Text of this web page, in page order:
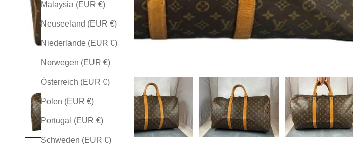
Malaysia (EUR €)
Neuseeland (EUR €)
Niederlande (EUR €)
Norwegen (EUR €)
Österreich (EUR €)
Polen (EUR €)
Portugal (EUR €)
Schweden (EUR €)